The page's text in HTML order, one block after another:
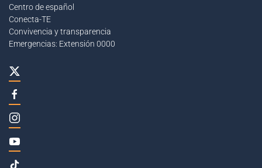
Centro de español
Conecta-TE
Convivencia y transparencia
Emergencias: Extensión 0000